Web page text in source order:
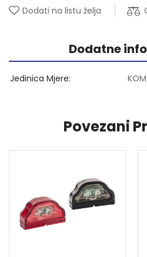
Dodati na listu želja
Dodatne
Jedinica Mjere KOM
Povezani